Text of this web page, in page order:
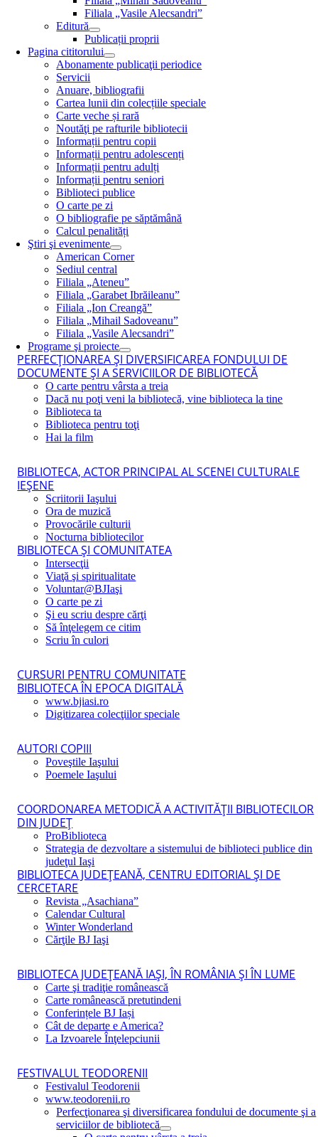
Filiala „Vasile Alecsandri”
Editură
Publicații proprii
Pagina cititorului
Abonamente publicaţii periodice
Servicii
Anuare, bibliografii
Cartea lunii din colecțiile speciale
Carte veche și rară
Noutăţi pe rafturile bibliotecii
Informații pentru copii
Informații pentru adolescenți
Informații pentru adulți
Informații pentru seniori
Biblioteci publice
O carte pe zi
O bibliografie pe săptămână
Calcul penalități
Ştiri şi evenimente
American Corner
Sediul central
Filiala „Ateneu”
Filiala „Garabet Ibrăileanu”
Filiala „Ion Creangă”
Filiala „Mihail Sadoveanu”
Filiala „Vasile Alecsandri”
Programe şi proiecte
PERFECŢIONAREA ŞI DIVERSIFICAREA FONDULUI DE
DOCUMENTE ŞI A SERVICIILOR DE BIBLIOTECĂ
O carte pentru vârsta a treia
Dacă nu poţi veni la bibliotecă, vine biblioteca la tine
Biblioteca ta
Biblioteca pentru toţi
Hai la film
BIBLIOTECA, ACTOR PRINCIPAL AL SCENEI CULTURALE
IEŞENE
Scriitorii Iaşului
Ora de muzică
Provocările culturii
Nocturna bibliotecilor
BIBLIOTECA ŞI COMUNITATEA
Intersecţii
Viaţă şi spiritualitate
Voluntar@BJIaşi
O carte pe zi
Şi eu scriu despre cărţi
Să înţelegem ce citim
Scriu în culori
CURSURI PENTRU COMUNITATE
BIBLIOTECA ÎN EPOCA DIGITALĂ
www.bjiasi.ro
Digitizarea colecţiilor speciale
AUTORI COPIII
Poveştile Iaşului
Poemele Iaşului
COORDONAREA METODICĂ A ACTIVITĂŢII BIBLIOTECILOR
DIN JUDEŢ
ProBiblioteca
Strategia de dezvoltare a sistemului de biblioteci publice din
judeţul Iaşi
BIBLIOTECA JUDEŢEANĂ, CENTRU EDITORIAL ŞI DE
CERCETARE
Revista „Asachiana”
Calendar Cultural
Winter Wonderland
Cărţile BJ Iaşi
BIBLIOTECA JUDEŢEANĂ IAŞI, ÎN ROMÂNIA ŞI ÎN LUME
Carte şi tradiţie românească
Carte românească pretutindeni
Conferințele BJ Iași
Cât de departe e America?
La Izvoarele Înţelepciunii
FESTIVALUL TEODORENII
Festivalul Teodorenii
www.teodorenii.ro
Perfecţionarea şi diversificarea fondului de documente şi a
serviciilor de bibliotecă